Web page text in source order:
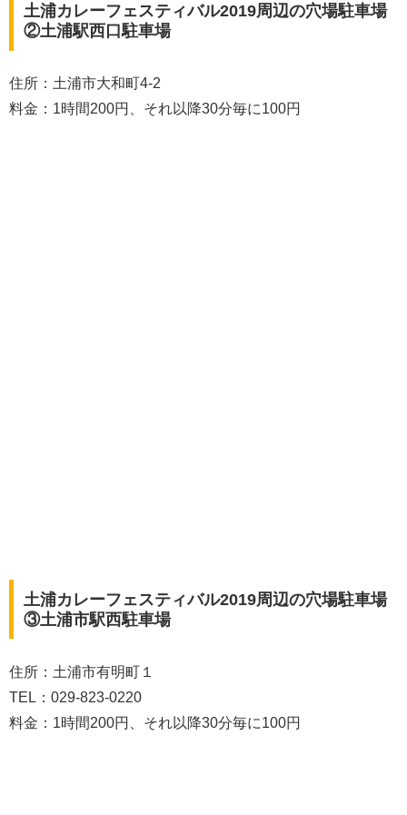
土浦カレーフェスティバル2019周辺の穴場駐車場
②土浦駅西口駐車場
住所：土浦市大和町4-2
料金：1時間200円、それ以降30分毎に100円
土浦カレーフェスティバル2019周辺の穴場駐車場
③土浦市駅西駐車場
住所：土浦市有明町１
TEL：029-823-0220
料金：1時間200円、それ以降30分毎に100円